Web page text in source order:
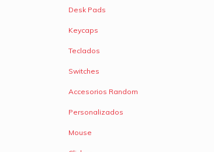
Desk Pads
Keycaps
Teclados
Switches
Accesorios Random
Personalizados
Mouse